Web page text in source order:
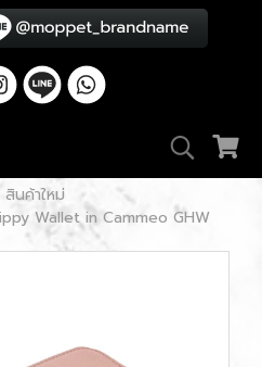
สินค้าใหม่
Wallet in Cammeo GHW